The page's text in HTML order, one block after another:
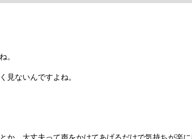
。
見ないんですよね。